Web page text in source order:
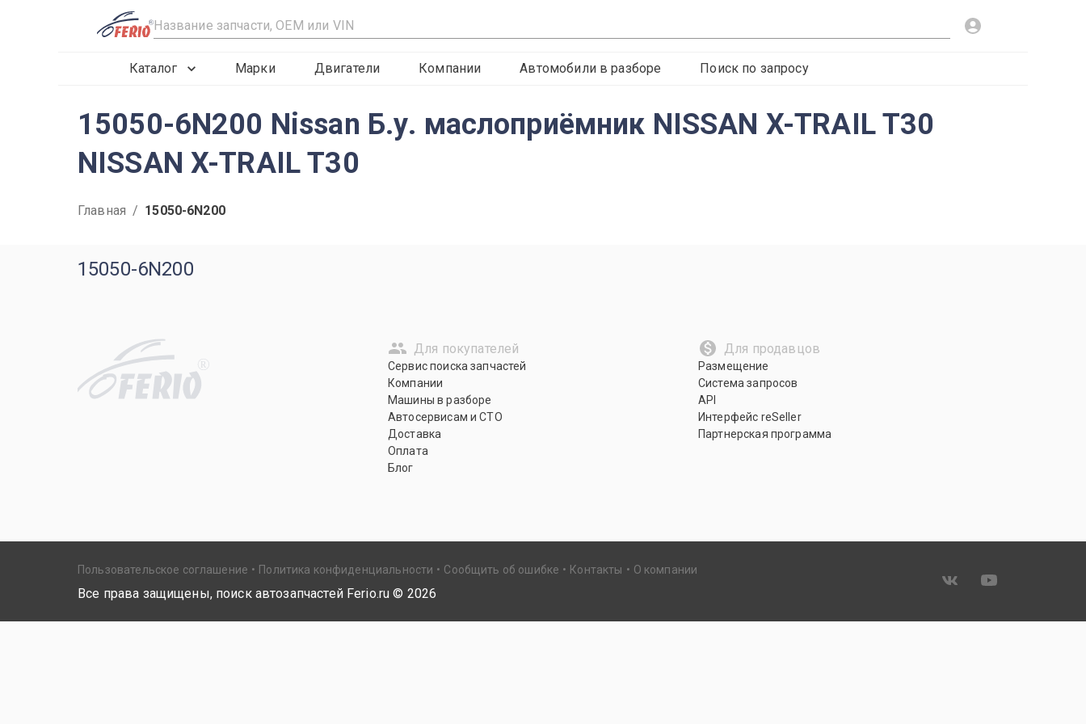
R
Каталог Марки Двигатели Компании Автомобили в разборе Поиск по запросу
15050-6N200 Nissan Б.у. маслоприёмник NISSAN X-TRAIL T30
NISSAN X-TRAIL T30
Главная / 15050-6N200
15050-6N200
R
Для покупателей
Сервис поиска запчастей
Компании
Машины в разборе
Автосервисам и СТО
Доставка
Оплата
Блог
Для продавцов
Размещение
Система запросов
API
Интерфейс reSeller
Партнерская программа
Пользовательское соглашение Политика конфиденциальности Сообщить об ошибке Контакты О компании
Все права защищены, поиск автозапчастей Ferio.ru © 2026